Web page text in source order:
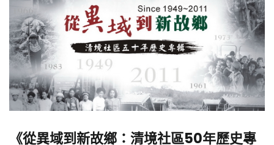
《從異域到新故鄉：清境社區50年歷史專